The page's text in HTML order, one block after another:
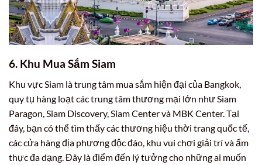
6. Khu Mua Sắm Siam
Khu vực Siam là trung tâm mua sắm hiện đại của Bangkok,
quy tụ hàng loạt các trung tâm thương mại lớn như Siam
Paragon, Siam Discovery, Siam Center và MBK Center. Tại
đây, bạn có thể tìm thấy các thương hiệu thời trang quốc tế,
các cửa hàng địa phương độc đáo, khu vui chơi giải trí và ẩm
thực đa dạng. Đây là điểm đến lý tưởng cho những ai muốn